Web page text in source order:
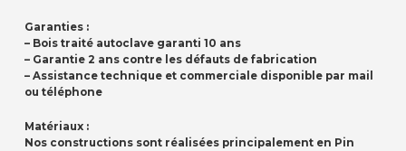
Garanties :
– Bois traité autoclave garanti 10 ans
– Garantie 2 ans contre les défauts de fabrication
– Assistance technique et commerciale disponible par mail
ou téléphone
Matériaux :
Nos constructions sont réalisées principalement en Pin